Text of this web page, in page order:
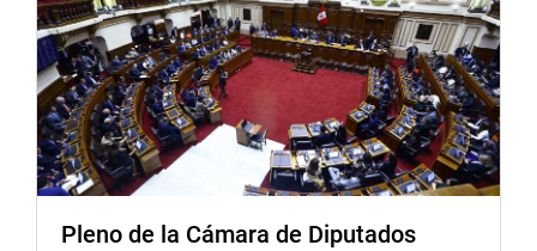
Pleno de la Cámara de Diputados